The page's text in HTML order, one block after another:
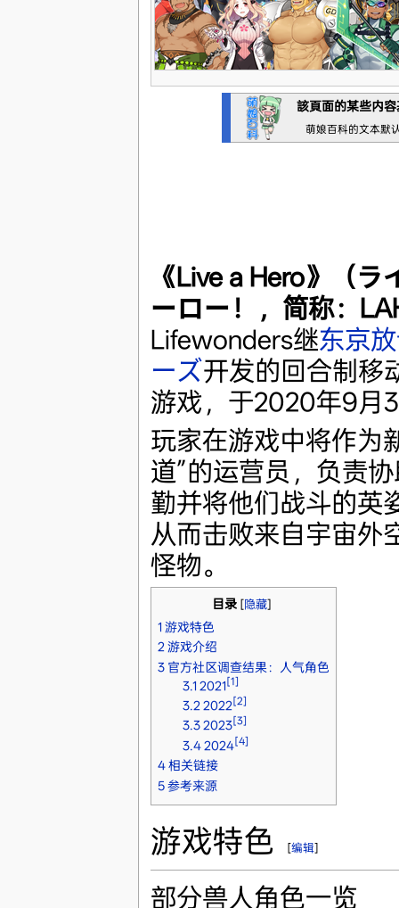
該頁面的某些内
萌娘百科的文本默
《Live a Hero》（
ーロー！，简称：
Lifewonders继东京
ーズ开发的回合制移
游戏，于2020年9月
玩家在游戏中将作为
道”的运营员，负责
勤并将他们战斗的英
从而击败来自宇宙外
怪物。
目录 [隐藏]
1 游戏特色
2 游戏介绍
3 官方社区调查结果：人气角色
3.12021[1]
3.22022[2]
3.32023[3]
3.42024[4]
4 相关链接
5 参考来源
游戏特色 [编辑]
部分兽人角色一览